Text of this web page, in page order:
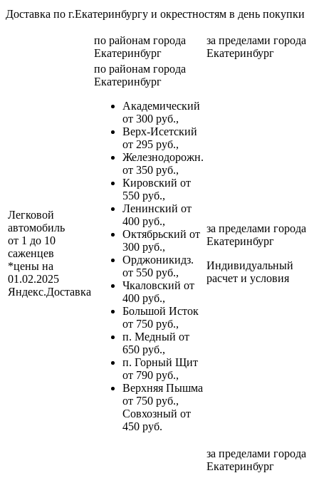
Доставка по г.Екатеринбургу и окрестностям в день покупки
по районам города
Екатеринбург
за пределами города
Екатеринбург
Легковой
автомобиль
от 1 до 10
саженцев
*цены на
01.02.2025
Яндекс.Доставка
по районам города
Екатеринбург
Академический
от 300 руб.,
Верх-Исетский
от 295 руб.,
Железнодорожн.
от 350 руб.,
Кировский от
550 руб.,
Ленинский от
400 руб.,
Октябрьский от
300 руб.,
Орджоникидз.
от 550 руб.,
Чкаловский от
400 руб.,
Большой Исток
от 750 руб.,
п. Медный от
650 руб.,
п. Горный Щит
от 790 руб.,
Верхняя Пышма
от 750 руб.,
Совхозный от
450 руб.
за пределами города
Екатеринбург
Индивидуальный
расчет и условия
за пределами города
Екатеринбург